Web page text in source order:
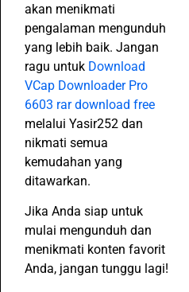
akan menikmati
pengalaman mengunduh
yang lebih baik. Jangan
ragu untuk Download
VCap Downloader Pro
6603 rar download free
melalui Yasir252 dan
nikmati semua
kemudahan yang
ditawarkan.
Jika Anda siap untuk
mulai mengunduh dan
menikmati konten favorit
Anda, jangan tunggu lagi!